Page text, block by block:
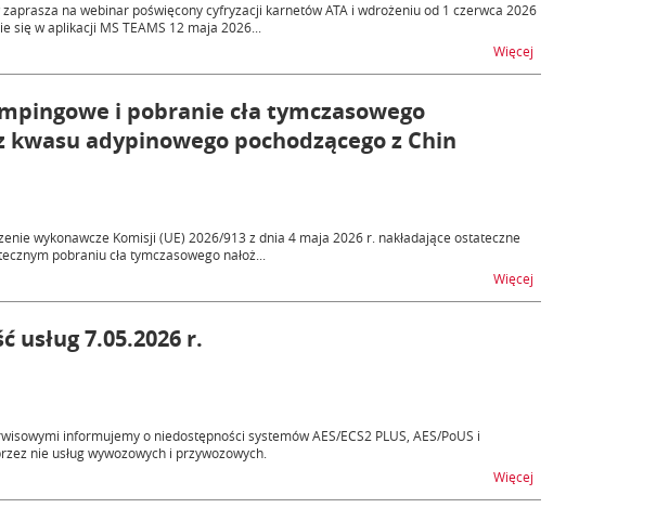
na webinar poświęcony cyfryzacji karnetów ATA i wdrożeniu od 1 czerwca 2026
się w aplikacji MS TEAMS 12 maja 2026...
Więcej
i pobranie cła tymczasowego
kwasu adypinowego pochodzącego z Chin
wykonawcze Komisji (UE) 2026/913 z dnia 4 maja 2026 r. nakładające ostateczne
pobraniu cła tymczasowego nałoż...
Więcej
usług 7.05.2026 r.
informujemy o niedostępności systemów AES/ECS2 PLUS, AES/PoUS i
nie usług wywozowych i przywozowych.
Więcej